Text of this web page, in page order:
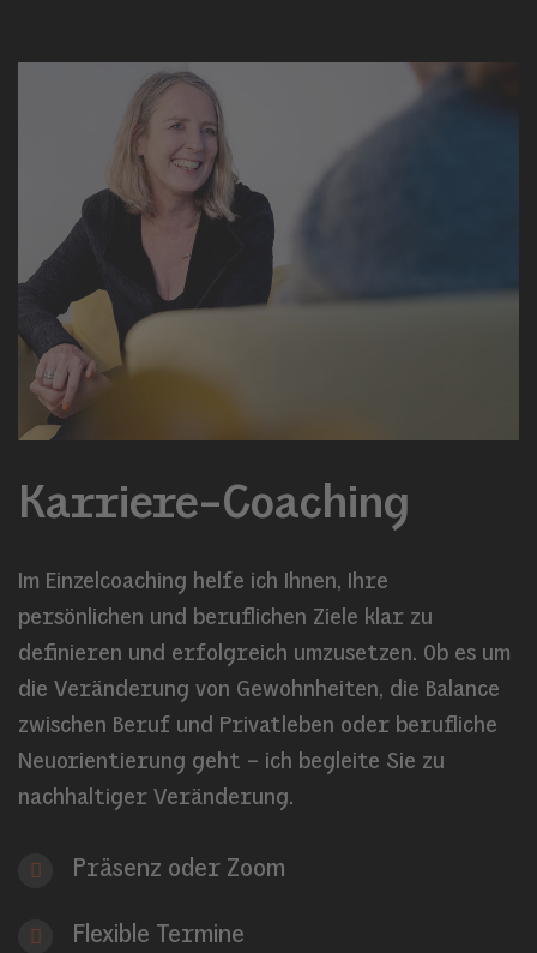
Karriere-Coaching
Im Einzelcoaching helfe ich Ihnen, Ihre
persönlichen und beruflichen Ziele klar zu
definieren und erfolgreich umzusetzen. Ob es um
die Veränderung von Gewohnheiten, die Balance
zwischen Beruf und Privatleben oder berufliche
Neuorientierung geht – ich begleite Sie zu
nachhaltiger Veränderung.
Präsenz oder Zoom
Flexible Termine